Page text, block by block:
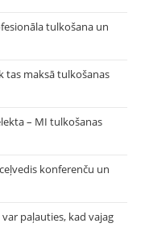
tulkošana un
tas maksā tulkošanas
– MI tulkošanas
konferenču un
paļauties, kad vajag